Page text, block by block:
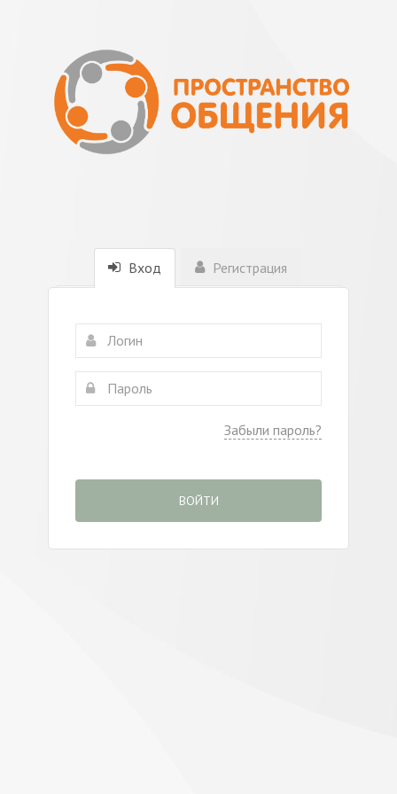
Вход Регистрация
Забыли пароль?
ВОЙТИ